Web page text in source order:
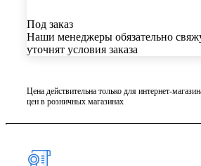
Под заказ
Наши менеджеры обязательно
уточнят условия заказа
Цена действительна только для интернет-
цен в розничных магазинах